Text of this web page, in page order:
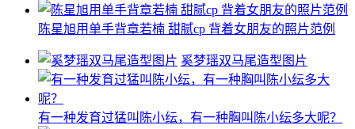
陈星旭用单手背章若楠 甜腻cp 背着女朋友的照片范例
奚梦瑶双马尾造型图片
有一种发育过猛叫陈小纭，有一种胸叫陈小纭多大呢？